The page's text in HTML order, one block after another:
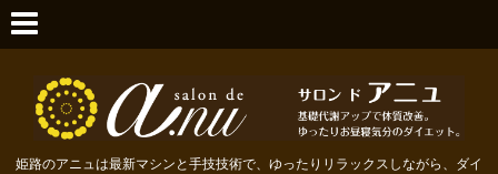
姫路のアニュは最新マシンと手技技術で、ゆったりリラックスしながら、ダイ